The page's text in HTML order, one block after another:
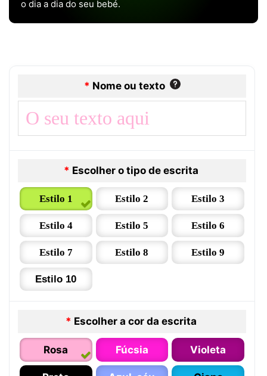
o dia a dia do seu bebé.
* Nome ou texto
* Escolher o tipo de escrita
Estilo 1 Estilo 2 Estilo 3
Estilo 4 Estilo 5 Estilo 6
Estilo 7 Estilo 8 Estilo 9
Estilo 10
* Escolher a cor da escrita
Rosa Fúcsia Violeta